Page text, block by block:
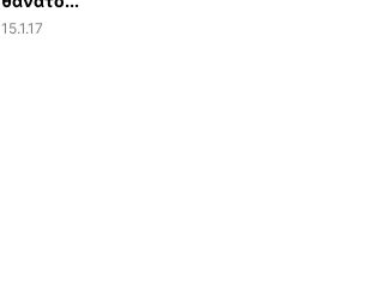
15.1.17